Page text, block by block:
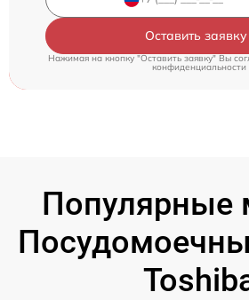
Оставить заявку
Нажимая на кнопку "Оставить заявку" Вы
конфиденциальности
Популярные